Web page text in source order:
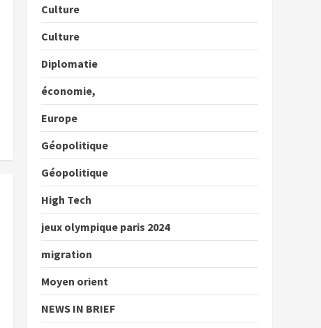
Culture
Culture
Diplomatie
économie,
Europe
Géopolitique
Géopolitique
High Tech
jeux olympique paris 2024
migration
Moyen orient
NEWS IN BRIEF